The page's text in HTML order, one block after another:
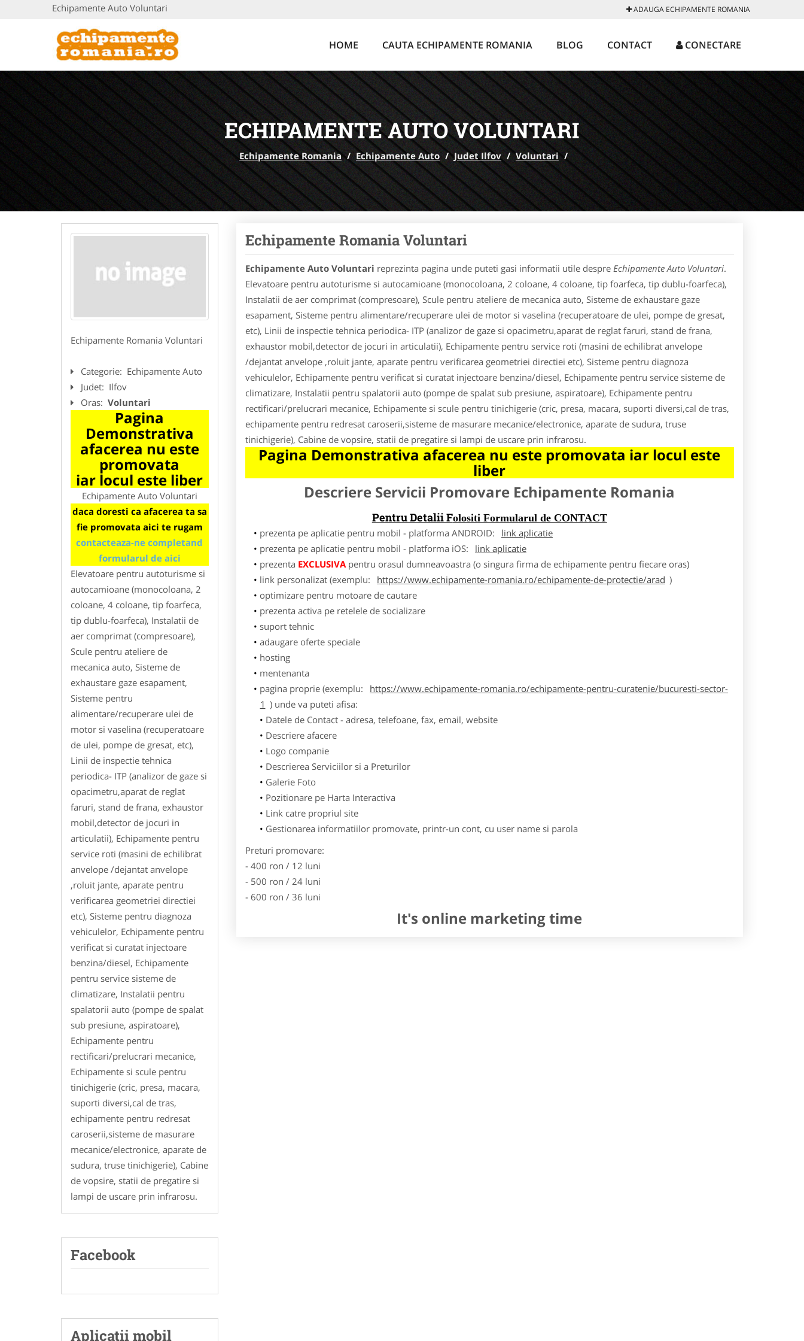
Echipamente Auto Voluntari ADAUGA ECHIPAMENTE ROMANIA
HOME CAUTA ECHIPAMENTE ROMANIA BLOG CONTACT CONECTARE
ECHIPAMENTE AUTO VOLUNTARI
Echipamente Romania / Echipamente Auto / Judet Ilfov / Voluntari /
Echipamente Romania Voluntari
Categorie: Echipamente Auto
Judet: Ilfov
Oras: Voluntari
Pagina
Demonstrativa
afacerea nu este
promovata
iar locul este liber
Echipamente Auto Voluntari
daca doresti ca afacerea ta sa
fie promovata aici te rugam
contacteaza-ne completand
formularul de aici
Elevatoare pentru autoturisme si
autocamioane (monocoloana, 2
coloane, 4 coloane, tip foarfeca,
tip dublu-foarfeca), Instalatii de
aer comprimat (compresoare),
Scule pentru ateliere de
mecanica auto, Sisteme de
exhaustare gaze esapament,
Sisteme pentru
alimentare/recuperare ulei de
motor si vaselina (recuperatoare
de ulei, pompe de gresat, etc),
Linii de inspectie tehnica
periodica- ITP (analizor de gaze si
opacimetru,aparat de reglat
faruri, stand de frana, exhaustor
mobil,detector de jocuri in
articulatii), Echipamente pentru
service roti (masini de echilibrat
anvelope /dejantat anvelope
,roluit jante, aparate pentru
verificarea geometriei directiei
etc), Sisteme pentru diagnoza
vehiculelor, Echipamente pentru
verificat si curatat injectoare
benzina/diesel, Echipamente
pentru service sisteme de
climatizare, Instalatii pentru
spalatorii auto (pompe de spalat
sub presiune, aspiratoare),
Echipamente pentru
rectificari/prelucrari mecanice,
Echipamente si scule pentru
tinichigerie (cric, presa, macara,
suporti diversi,cal de tras,
echipamente pentru redresat
caroserii,sisteme de masurare
mecanice/electronice, aparate de
sudura, truse tinichigerie), Cabine
de vopsire, statii de pregatire si
lampi de uscare prin infrarosu.
Facebook
Aplicatii mobil
Echipamente Romania Voluntari
Echipamente Auto Voluntari reprezinta pagina unde puteti gasi informatii utile despre Echipamente Auto Voluntari.
Elevatoare pentru autoturisme si autocamioane (monocoloana, 2 coloane, 4 coloane, tip foarfeca, tip dublu-foarfeca),
Instalatii de aer comprimat (compresoare), Scule pentru ateliere de mecanica auto, Sisteme de exhaustare gaze
esapament, Sisteme pentru alimentare/recuperare ulei de motor si vaselina (recuperatoare de ulei, pompe de gresat,
etc), Linii de inspectie tehnica periodica- ITP (analizor de gaze si opacimetru,aparat de reglat faruri, stand de frana,
exhaustor mobil,detector de jocuri in articulatii), Echipamente pentru service roti (masini de echilibrat anvelope
/dejantat anvelope ,roluit jante, aparate pentru verificarea geometriei directiei etc), Sisteme pentru diagnoza
vehiculelor, Echipamente pentru verificat si curatat injectoare benzina/diesel, Echipamente pentru service sisteme de
climatizare, Instalatii pentru spalatorii auto (pompe de spalat sub presiune, aspiratoare), Echipamente pentru
rectificari/prelucrari mecanice, Echipamente si scule pentru tinichigerie (cric, presa, macara, suporti diversi,cal de tras,
echipamente pentru redresat caroserii,sisteme de masurare mecanice/electronice, aparate de sudura, truse
tinichigerie), Cabine de vopsire, statii de pregatire si lampi de uscare prin infrarosu.
Pagina Demonstrativa afacerea nu este promovata iar locul este
liber
Descriere Servicii Promovare Echipamente Romania
Pentru Detalii Folositi Formularul de CONTACT
prezenta pe aplicatie pentru mobil - platforma ANDROID:
link aplicatie
prezenta pe aplicatie pentru mobil - platforma iOS:
link aplicatie
prezenta EXCLUSIVApentru orasul dumneavoastra (o singura firma de echipamente pentru fiecare oras)
link personalizat (exemplu:
https://www.echipamente-romania.ro/echipamente-de-protectie/arad )
optimizare pentru motoare de cautare
prezenta activa pe retelele de socializare
suport tehnic
adaugare oferte speciale
hosting
mentenanta
pagina proprie (exemplu:
https://www.echipamente-romania.ro/echipamente-pentru-curatenie/bucuresti-sector-
1 ) unde va puteti afisa:
Datele de Contact - adresa, telefoane, fax, email, website
Descriere afacere
Logo companie
Descrierea Serviciilor si a Preturilor
Galerie Foto
Pozitionare pe Harta Interactiva
Link catre propriul site
Gestionarea informatiilor promovate, printr-un cont, cu user name si parola
Preturi promovare:
- 400 ron / 12 luni
- 500 ron / 24 luni
- 600 ron / 36 luni
It's online marketing time